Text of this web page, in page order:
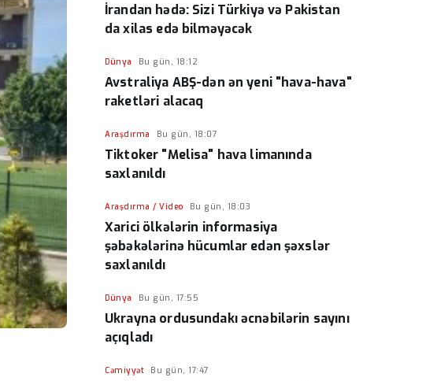
İrandan hədə: Sizi Türkiyə və Pakistan
da xilas edə bilməyəcək
Dünya Bu gün, 18:12
Avstraliya ABŞ-dən ən yeni "hava-hava"
raketləri alacaq
Araşdırma Bu gün, 18:07
Tiktoker "Melisa" hava limanında
saxlanıldı
Araşdırma / Video Bu gün, 18:03
Xarici ölkələrin informasiya
şəbəkələrinə hücumlar edən şəxslər
saxlanıldı
Dünya Bu gün, 17:55
Ukrayna ordusundakı əcnəbilərin sayını
açıqladı
Cəmiyyət Bu gün, 17:47